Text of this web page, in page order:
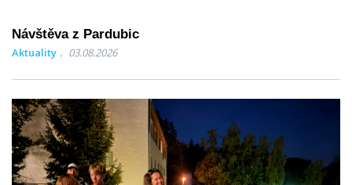
Návštěva z Pardubic
Aktuality 03.08.2026